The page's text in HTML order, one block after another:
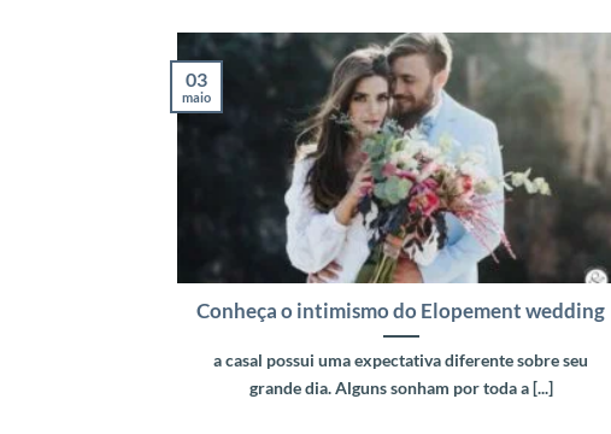
Conheça o intimismo do Elopement wedding
a casal possui uma expectativa diferente sobre seu
grande dia. Alguns sonham por toda a [...]
03
maio